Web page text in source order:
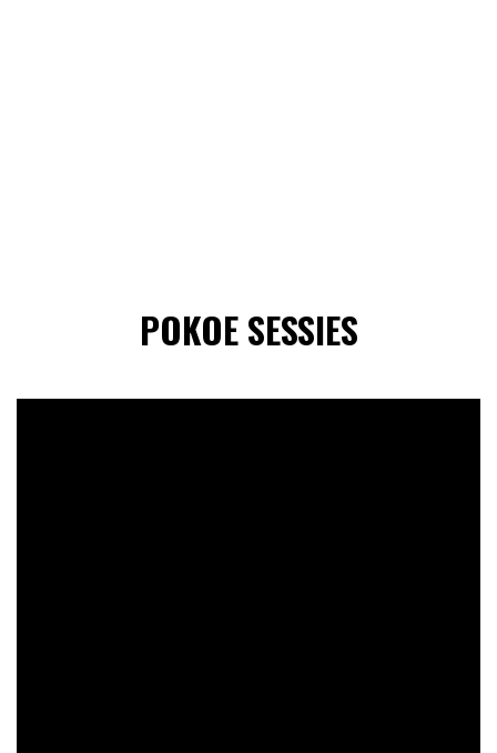
POKOE SESSIES